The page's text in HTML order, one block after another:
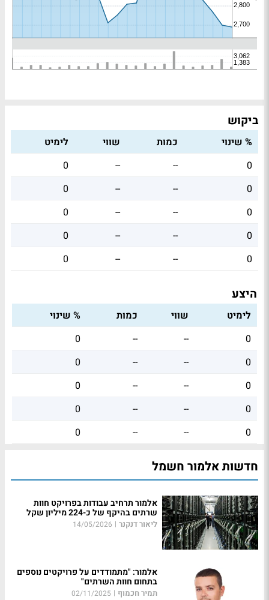
ביקוש
% שינוי כמות שווי
לימיט
0
--
--
0
0
--
--
0
0
--
--
0
0
--
--
0
0
--
--
0
היצע
לימיט שווי כמות
% שינוי
0
--
--
0
0
--
--
0
0
--
--
0
0
--
--
0
0
--
--
0
חדשות אלמור חשמל
אלמור תרחיב עבודות בפרויקט חוות
שרתים בהיקף של כ-224 מיליון שקל
ליאור דנקנר |
14/05/2026
אלמור: "מתמודדים על פרויקטים נוספים
בתחום חוות השרתים"
תמיר חכמוף |
02/11/2025